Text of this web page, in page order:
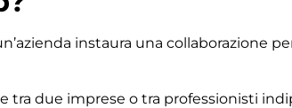
instaura una collaborazione
tra due imprese o tra professionisti